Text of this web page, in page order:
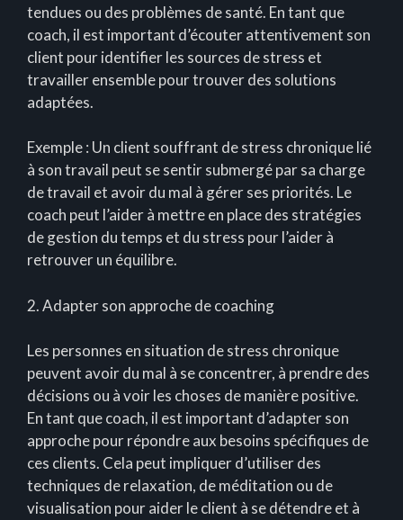
tendues ou des problèmes de santé. En tant que
coach, il est important d’écouter attentivement son
client pour identifier les sources de stress et
travailler ensemble pour trouver des solutions
adaptées.
Exemple : Un client souffrant de stress chronique lié
à son travail peut se sentir submergé par sa charge
de travail et avoir du mal à gérer ses priorités. Le
coach peut l’aider à mettre en place des stratégies
de gestion du temps et du stress pour l’aider à
retrouver un équilibre.
2. Adapter son approche de coaching
Les personnes en situation de stress chronique
peuvent avoir du mal à se concentrer, à prendre des
décisions ou à voir les choses de manière positive.
En tant que coach, il est important d’adapter son
approche pour répondre aux besoins spécifiques de
ces clients. Cela peut impliquer d’utiliser des
techniques de relaxation, de méditation ou de
visualisation pour aider le client à se détendre et à